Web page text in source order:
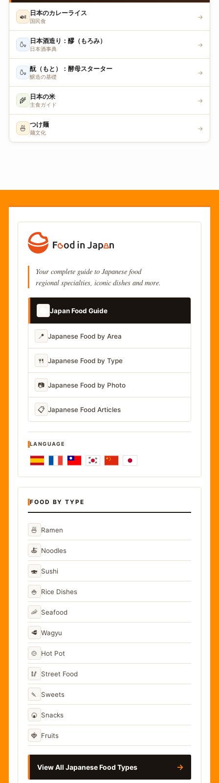
🍛 日本のカレーライス
国民食
→
🍶 日本酒造り：醪（もろみ）
日本酒事典
→
🍶 酛（もと）：酵母スターター
醸造の基礎
→
🌾 日本の米
主食ガイド
→
🍜 つけ麺
麺文化
→
Your complete guide to Japanese food
regional specialties, iconic dishes and more.
Japan Food Guide
📍 Japanese Food by Area
🍴 Japanese Food by Type
📷 Japanese Food by Photo
📋 Japanese Food Articles
LANGUAGE
FOOD BY TYPE
🍜 Ramen
🍝 Noodles
🍣 Sushi
🍚 Rice Dishes
🦐 Seafood
🥩 Wagyu
🍲 Hot Pot
🥢 Street Food
🍡 Sweets
🍘 Snacks
🍓 Fruits
View All Japanese Food Types →